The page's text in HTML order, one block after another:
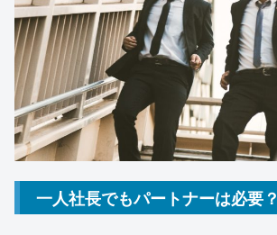
一人社長でもパートナーは必要？